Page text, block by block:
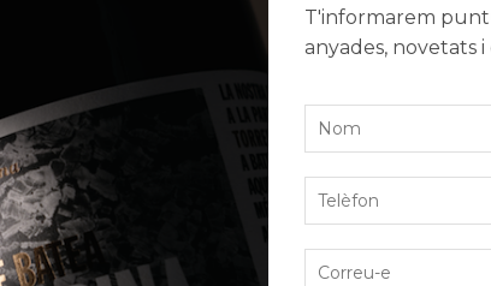
T'informarem
anyades, novetats
que ha qualificat el vi com a «potent, toarrat,
és un vi «fresc i elegant» i la nota de tast ha
i mandarina».